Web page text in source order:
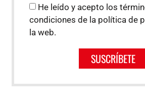
He leído y acepto los
condiciones de la política de
la web.
SUSCRÍBETE